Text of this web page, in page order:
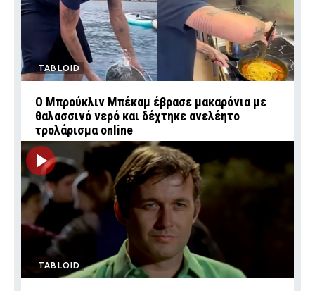
TABLOID
Ο Μπρούκλιν Μπέκαμ έβρασε μακαρόνια με
θαλασσινό νερό και δέχτηκε ανελέητο
τρολάρισμα online
TABLOID